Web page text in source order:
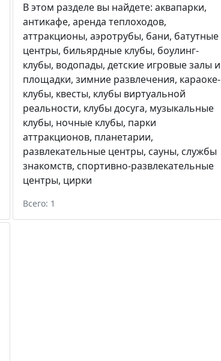
В этом разделе вы найдете:аквапарки,
антикафе,аренда теплоходов,
аттракционы,аэротрубы, бани, батутные
центры, бильярдные клубы, боулинг-
клубы, водопады,детские игровые залы и
площадки,зимние развлечения, караоке-
клубы, квесты, клубы виртуальной
реальности, клубы досуга, музыкальные
клубы, ночные клубы, парки
аттракционов, планетарии,
развлекательные центры, сауны, службы
знакомств, спортивно-развлекательные
центры, цирки
Всего: 1